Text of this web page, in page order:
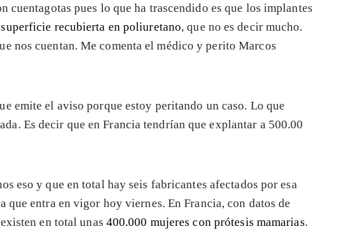
pues lo que ha trascendido es que los implantes
superficie recubierta en poliuretano, que no es decir mucho.
nos cuentan. Me comenta el médico y perito Marcos
emite el aviso porque estoy peritando un caso. Lo que
Es decir que en Francia tendrían que explantar a 500.00
eso y que en total hay seis fabricantes afectados por esa
que entra en vigor hoy viernes. En Francia, con datos de
en total unas 400.000 mujeres con prótesis mamarias.